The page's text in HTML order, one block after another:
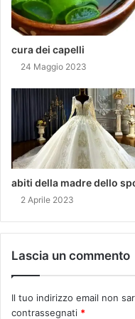
cura dei capelli
24 Maggio 2023
abiti della madre dello
2 Aprile 2023
Lascia un commento
Il tuo indirizzo email non
contrassegnati *